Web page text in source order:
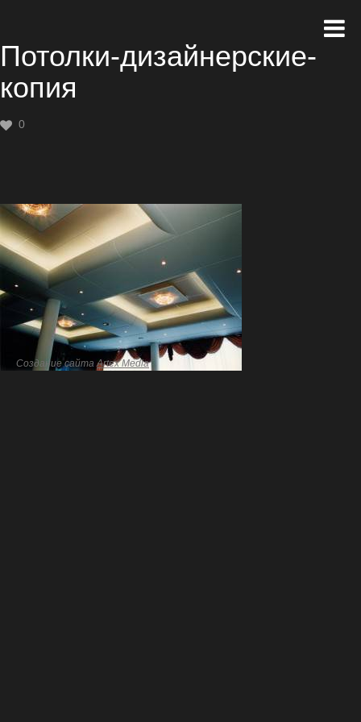
Потолки-дизайнерские-
копия
0
Создание сайтаArtex Media